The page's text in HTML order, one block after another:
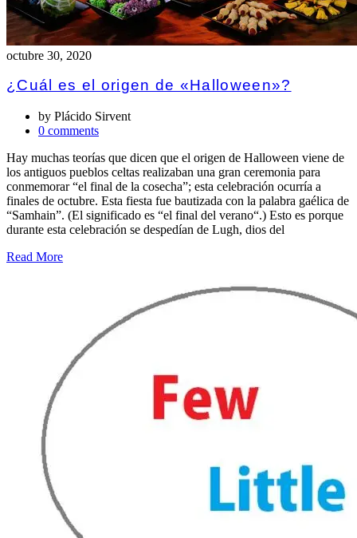
octubre 30, 2020
¿Cuál es el origen de «Halloween»?
by Plácido Sirvent
0 comments
Hay muchas teorías que dicen que el origen de Halloween viene de
los antiguos pueblos celtas realizaban una gran ceremonia para
conmemorar “el final de la cosecha”; esta celebración ocurría a
finales de octubre. Esta fiesta fue bautizada con la palabra gaélica de
“Samhain”. (El significado es “el final del verano“.) Esto es porque
durante esta celebración se despedían de Lugh, dios del
Read More